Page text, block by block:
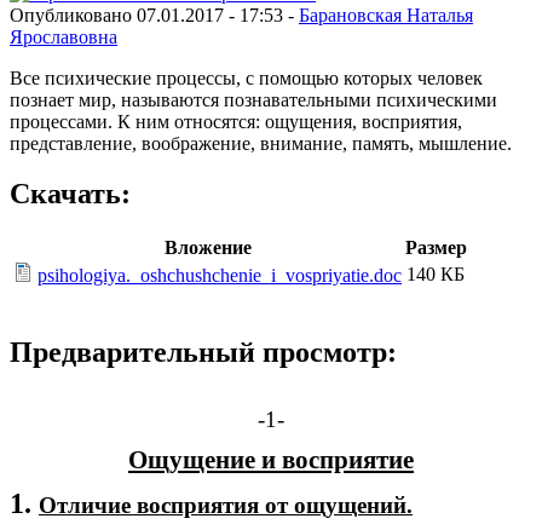
Опубликовано 07.01.2017 - 17:53 - Барановская Наталья
Ярославовна
Все психические процессы, с помощью которых человек
познает мир, называются познавательными психическими
процессами. К ним относятся: ощущения, восприятия,
представление, воображение, внимание, память, мышление.
Скачать:
Вложение
Размер
psihologiya._oshchushchenie_i_vospriyatie.doc 140 КБ
Предварительный просмотр:
-1-
Ощущение и восприятие
1. Отличие восприятия от ощущений.